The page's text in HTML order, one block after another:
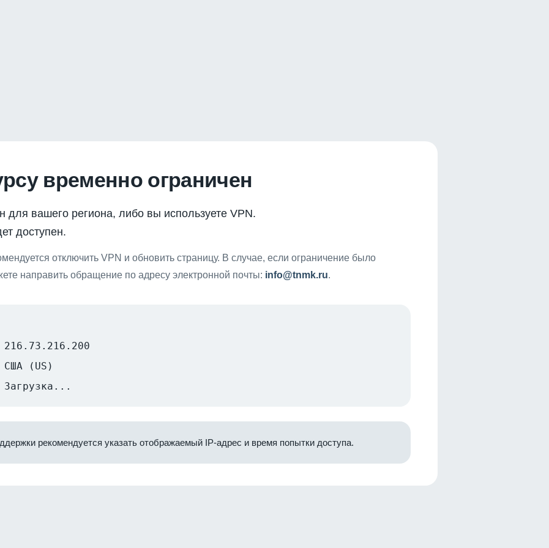
временно ограничен
для вашего региона, либо вы используете VPN.
доступен.
отключить VPN и обновить страницу. В случае, если ограничение было
направить обращение по адресу электронной почты: info@tnmk.ru.
216.73.216.200
США (US)
Загрузка...
рекомендуется указать отображаемый IP-адрес и время попытки доступа.